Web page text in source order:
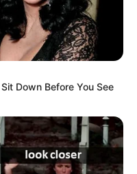
Down Before You See